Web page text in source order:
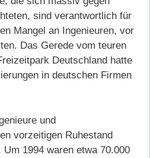
sind verantwortlich für
Mangel an Ingenieuren, vor
Das Gerede vom teuren
Deutschland hatte
in deutschen Firmen
und
vorzeitigen Ruhestand
1994 waren etwa 70.000